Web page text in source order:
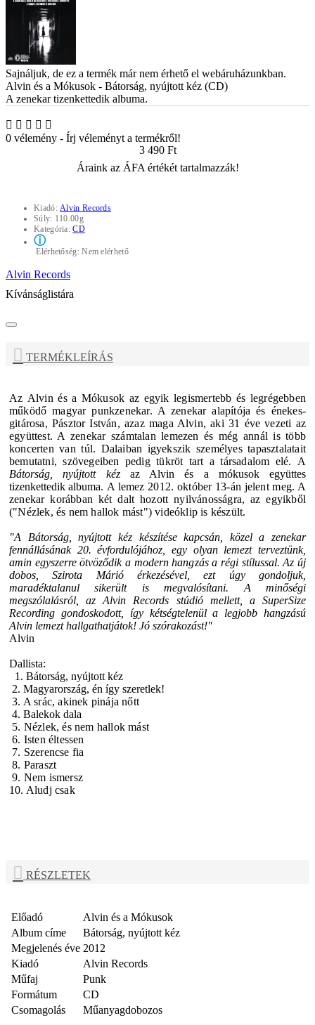
Sajnáljuk, de ez a termék már nem érhető el webáruházunkban.
Alvin és a Mókusok - Bátorság, nyújtott kéz (CD)
A zenekar tizenkettedik albuma.
0 vélemény - Írj véleményt a termékről!
3 490 Ft
Áraink az ÁFA értékét tartalmazzák!
Kiadó:Alvin Records
Súly: 110.00g
Kategória:CD
ⓘ
Elérhetőség:Nem elérhető
Alvin Records
Kívánságlistára
TERMÉKLEÍRÁS
Az Alvin és a Mókusok az egyik legismertebb és legrégebben
működő magyar punkzenekar. A zenekar alapítója és énekes-
gitárosa, Pásztor István, azaz maga Alvin, aki 31 éve vezeti az
együttest. A zenekar számtalan lemezen és még annál is több
koncerten van túl. Dalaiban igyekszik személyes tapasztalatait
bemutatni, szövegeiben pedig tükröt tart a társadalom elé. A
Bátorság, nyújtott kéz az Alvin és a mókusok együttes
tizenkettedik albuma. A lemez 2012. október 13-án jelent meg. A
zenekar korábban két dalt hozott nyilvánosságra, az egyikből
("Nézlek, és nem hallok mást") videóklip is készült.
"A Bátorság, nyújtott kéz készítése kapcsán, közel a zenekar
fennállásának 20. évfordulójához, egy olyan lemezt terveztünk,
amin egyszerre ötvöződik a modern hangzás a régi stílussal. Az új
dobos, Szirota Márió érkezésével, ezt úgy gondoljuk,
maradéktalanul sikerült is megvalósítani. A minőségi
megszólalásról, az Alvin Records stúdió mellett, a SuperSize
Recording gondoskodott, így kétségtelenül a legjobb hangzású
Alvin lemezt hallgathatjátok! Jó szórakozást!"
Alvin
Dallista:
1. Bátorság, nyújtott kéz
2. Magyarország, én így szeretlek!
3. A srác, akinek pinája nőtt
4. Balekok dala
5. Nézlek, és nem hallok mást
6. Isten éltessen
7. Szerencse fia
8. Paraszt
9. Nem ismersz
10. Aludj csak
RÉSZLETEK
Előadó
Alvin és a Mókusok
Album címe
Bátorság, nyújtott kéz
Megjelenés éve 2012
Kiadó
Alvin Records
Műfaj
Punk
Formátum
CD
Csomagolás
Műanyagdobozos